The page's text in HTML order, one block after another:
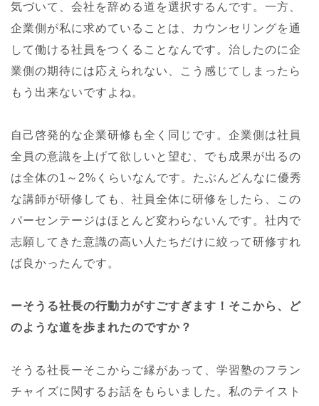
気づいて、会社を辞める道を選択するんです。一方、
企業側が私に求めていることは、カウンセリングを通
して働ける社員をつくることなんです。治したのに企
業側の期待には応えられない、こう感じてしまったら
もう出来ないですよね。
自己啓発的な企業研修も全く同じです。企業側は社員
全員の意識を上げて欲しいと望む、でも成果が出るの
は全体の1～2%くらいなんです。たぶんどんなに優秀
な講師が研修しても、社員全体に研修をしたら、この
パーセンテージはほとんど変わらないんです。社内で
志願してきた意識の高い人たちだけに絞って研修すれ
ば良かったんです。
ーそうる社長の行動力がすごすぎます！そこから、ど
のような道を歩まれたのですか？
そうる社長ーそこからご縁があって、学習塾のフラン
チャイズに関するお話をもらいました。私のテイスト